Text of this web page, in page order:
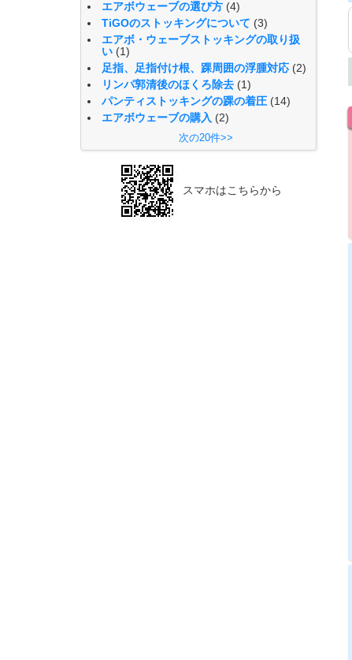
エアボウェーブの選び方 (4)
TiGOのストッキングについて (3)
エアボ・ウェーブストッキングの取り扱
い (1)
足指、足指付け根、踝周囲の浮腫対応 (2)
リンパ郭清後のほくろ除去 (1)
パンティストッキングの踝の着圧 (14)
エアボウェーブの購入 (2)
次の20件>>
スマホはこちらから